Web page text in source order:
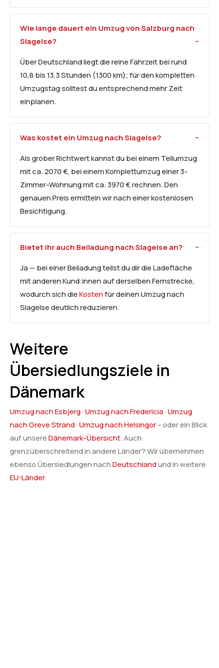
Wie lange dauert ein Umzug von Salzburg nach
Slagelse?
Über Deutschland liegt die reine Fahrzeit bei rund
10,8 bis 13,3 Stunden (1300 km); für den kompletten
Umzugstag solltest du entsprechend mehr Zeit
einplanen.
Was kostet ein Umzug nach Slagelse?
Als grober Richtwert kannst du bei einem Teilumzug
mit ca. 2070 €, bei einem Komplettumzug einer 3-
Zimmer-Wohnung mit ca. 3970 € rechnen. Den
genauen Preis ermitteln wir nach einer kostenlosen
Besichtigung.
Bietet ihr auch Beiladung nach Slagelse an?
Ja — bei einer Beiladung teilst du dir die Ladefläche
mit anderen Kund:innen auf derselben Fernstrecke,
wodurch sich dieKostenfür deinen Umzug nach
Slagelse deutlich reduzieren.
Weitere
Übersiedlungsziele in
Dänemark
Umzug nach Esbjerg·Umzug nach Fredericia·Umzug
nach Greve Strand·Umzug nach Helsingor– oder ein Blick
auf unsereDänemark-Übersicht. Auch
grenzüberschreitend in andere Länder? Wir übernehmen
ebenso Übersiedlungen nachDeutschlandund in weitere
EU-Länder.